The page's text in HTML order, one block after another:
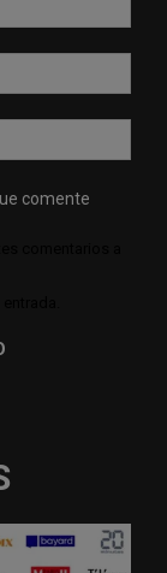
web:
comente